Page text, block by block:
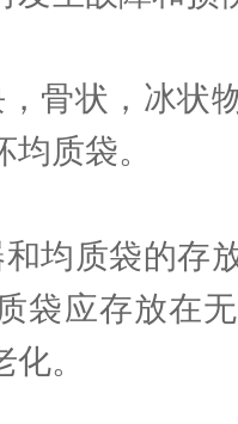
状，冰状物
质袋。
质袋的存放
袋应存放在
。